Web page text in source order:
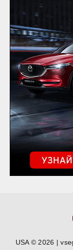
USA © 2026 |